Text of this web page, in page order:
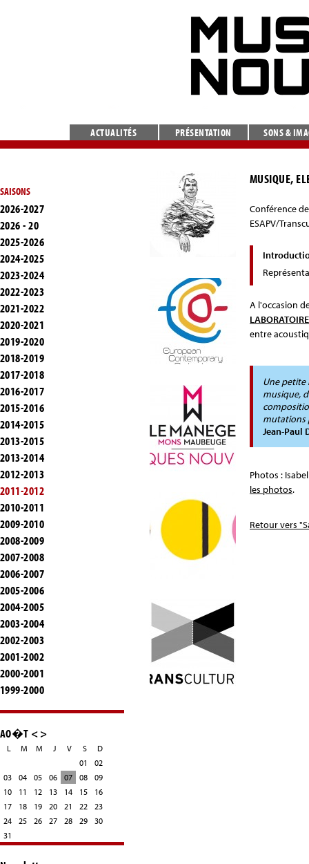
ACTUALITÉS PRÉSENTATION SONS &
SAISONS
2026-2027
2026 - 20
2025-2026
2024-2025
2023-2024
2022-2023
2021-2022
2020-2021
2019-2020
2018-2019
2017-2018
2016-2017
2015-2016
2014-2015
2013-2015
2013-2014
2012-2013
2011-2012
2010-2011
2009-2010
2008-2009
2007-2008
2006-2007
2005-2006
2004-2005
2003-2004
2002-2003
2001-2002
2000-2001
1999-2000
AO�T <>
L M M J V S
D
01
02
03
04 05 06 07 08
09
10
11 12 13 14 15
16
17
18 19 20 21 22
23
24
25 26 27 28 29
30
31
MUSIQUE,
Conférence
ESAPV/
A l'occasion
entre
Une petite
musique,
mutations
Jean-Paul
Photos :
les photos.
Retour vers